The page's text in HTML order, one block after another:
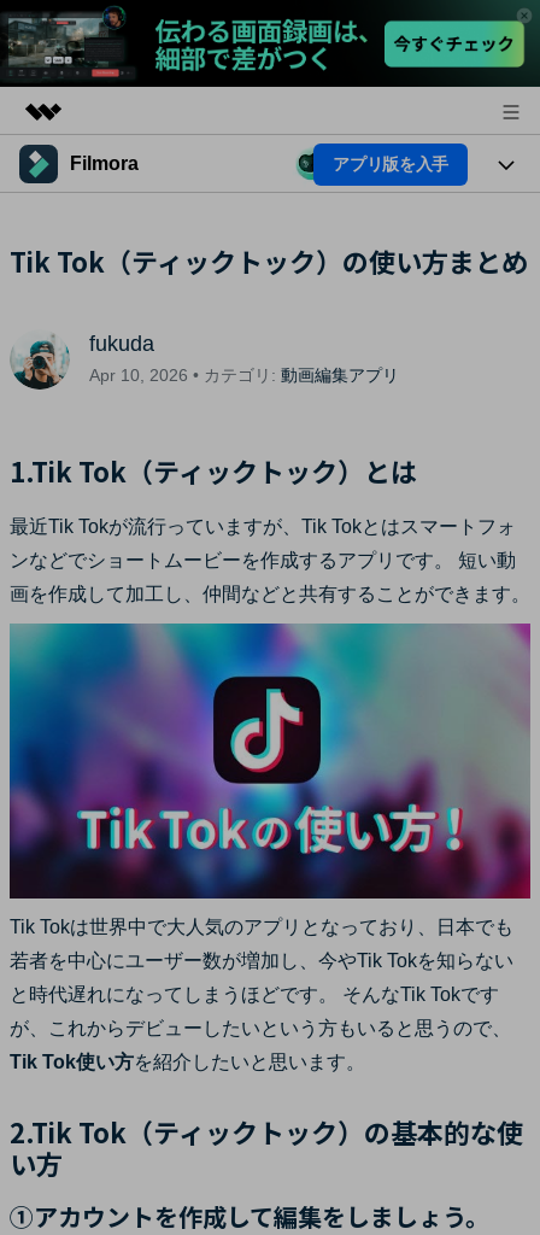
製品
ユーティリティ
概要
プラン＆価格
Filmora アプリ版を入手
製品機能
AI機能
活用法
ビデオソリューション
サポート
ブランド紹介
購入する ログイン
検索
Tik Tok（ティックトック）の使い方まとめ
fukuda
Apr 10, 2026 • カテゴリ: 動画編集アプリ
1.Tik Tok（ティックトック）とは
最近Tik Tokが流行っていますが、Tik Tokとはスマートフォ
ンなどでショートムービーを作成するアプリです。 短い動
画を作成して加工し、仲間などと共有することができます。
Tik Tokは世界中で大人気のアプリとなっており、日本でも
若者を中心にユーザー数が増加し、今やTik Tokを知らない
と時代遅れになってしまうほどです。 そんなTik Tokです
が、これからデビューしたいという方もいると思うので、
Tik Tok使い方を紹介したいと思います。
2.Tik Tok（ティックトック）の基本的な使
い方
①アカウントを作成して編集をしましょう。